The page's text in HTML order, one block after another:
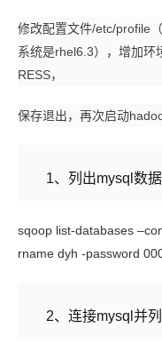
修改配置文件/etc/profile
系统是rhel6.3），增加环
RESS，
保存退出，再次启动
1、 列出mysql 数
sqoop list-databases
rname dyh -password
2、连接mysql 并